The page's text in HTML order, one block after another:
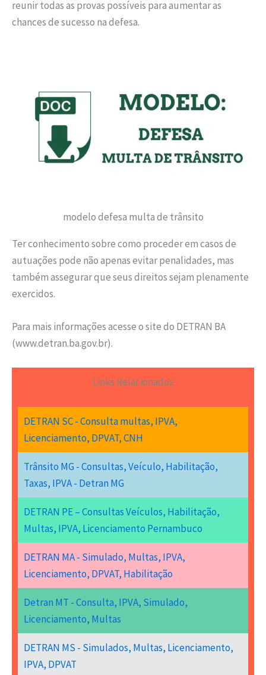
reunir todas as provas possíveis para aumentar as
chances de sucesso na defesa.
modelo defesa multa de trânsito
Ter conhecimento sobre como proceder em casos de
autuações pode não apenas evitar penalidades, mas
também assegurar que seus direitos sejam plenamente
exercidos.
Para mais informações acesse o site do DETRAN BA
(www.detran.ba.gov.br).
Links Relacionados
DETRAN SC - Consulta multas, IPVA,
Licenciamento, DPVAT, CNH
Trânsito MG - Consultas, Veículo, Habilitação,
Taxas, IPVA - Detran MG
DETRAN PE – Consultas Veículos, Habilitação,
Multas, IPVA, Licenciamento Pernambuco
DETRAN MA - Simulado, Multas, IPVA,
Licenciamento, DPVAT, Habilitação
Detran MT - Consulta, IPVA, Simulado,
Licenciamento, Multas
DETRAN MS - Simulados, Multas, Licenciamento,
IPVA, DPVAT